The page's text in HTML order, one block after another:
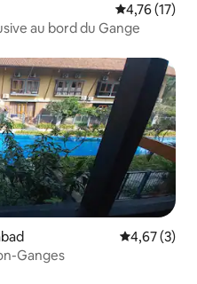
Évaluation
4,76 (17)
au bord du Gange
Évaluation
4,67 (3)
Ganges